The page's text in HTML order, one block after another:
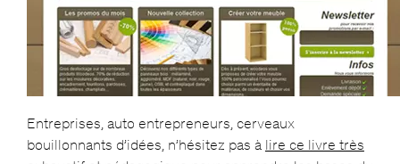
Entreprises, auto entrepreneurs, cerveaux
bouillonnants d’idées, n’hésitez pas à lire ce livre très